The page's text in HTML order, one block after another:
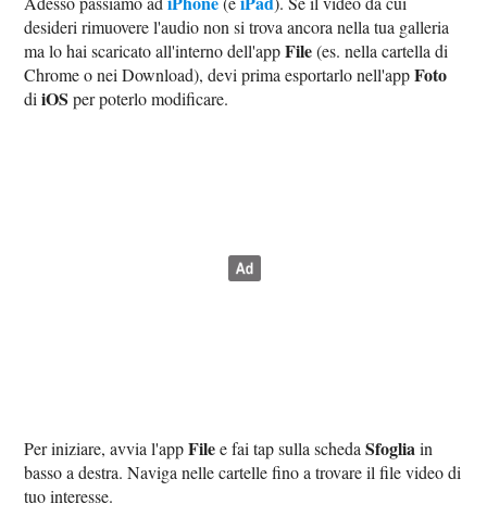
desideri rimuovere l'audio non si trova ancora nella tua galleria
ma lo hai scaricato all'interno dell'appFile(es. nella cartella di
Chrome o nei Download), devi prima esportarlo nell'appFoto
diiOS per poterlo modificare.
Per iniziare, avvia l'appFilee fai tap sulla schedaSfogliain
basso a destra. Naviga nelle cartelle fino a trovare il file video di
tuo interesse.